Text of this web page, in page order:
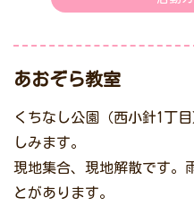
あおぞら教室
くちなし公園（西小針1丁
しみます。
現地集合、現地解散です。
とがあります。